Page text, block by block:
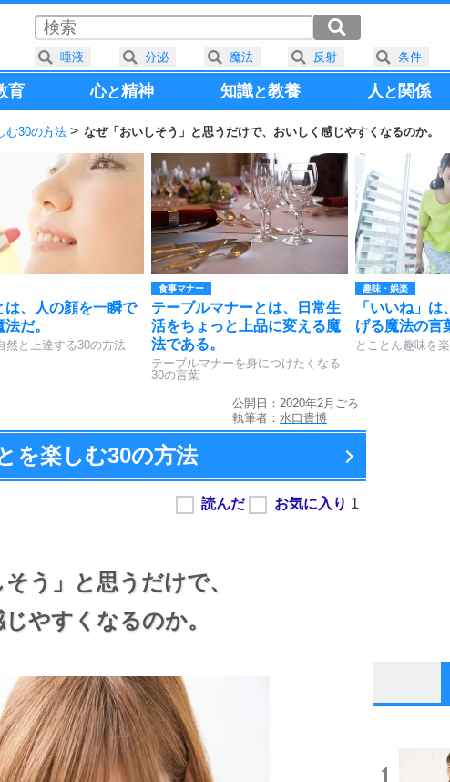
育 心と精神 知識と教養 人と 関係
む30の方法 なぜ「おいしそう」と思うだけで、おいしく感じやすくなるのか。
は、人の顔を一瞬で
だ。
然と上達する30の方法
食事マナー
テーブルマナーとは、日常生
活をちょっと上品に変える魔
法である。
テーブルマナーを身につけたくなる
30の言葉
趣味・娯楽
「いいね」
げる魔法の言
とことん趣味を
公開日：2020年2月ごろ
執筆者： 水口貴博
を楽しむ30の方法
う」と思うだけで、
やすくなるのか。
唾液 分泌 魔法 反射 条件